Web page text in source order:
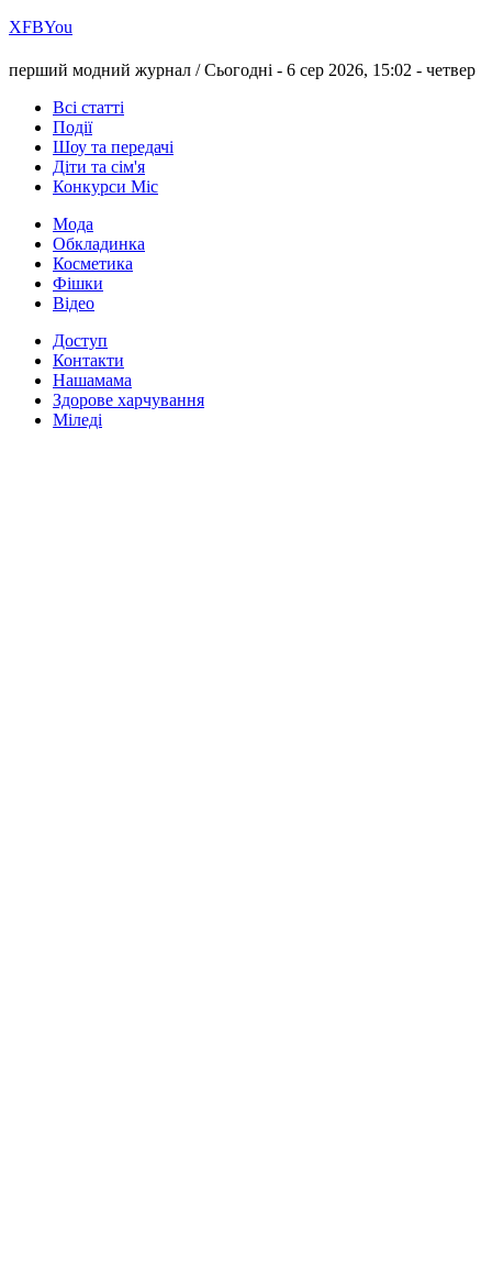
ХFBYou
перший модний журнал /Сьогодні - 6 сер 2026, 15:02 - четвер
Всі статті
Події
Шоу та передачі
Діти та сім'я
Конкурси Міс
Мода
Обкладинка
Косметика
Фішки
Відео
Доступ
Контакти
Нашамама
Здорове харчування
Міледі